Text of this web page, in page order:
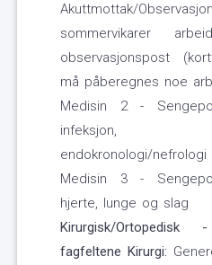
Akuttmottak/
sommervikarer
observasjonspost
må påberegnes noe
Medisin 2 -
infeksjon,
endokronologi/
Medisin 3 -
hjerte, lunge og slag
Kirurgisk/
fagfeltene Kirurgi: